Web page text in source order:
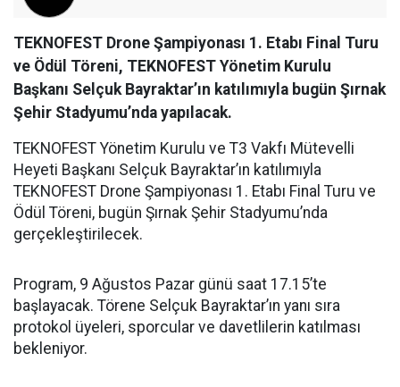
TEKNOFEST Drone Şampiyonası 1. Etabı Final Turu
ve Ödül Töreni, TEKNOFEST Yönetim Kurulu
Başkanı Selçuk Bayraktar’ın katılımıyla bugün Şırnak
Şehir Stadyumu’nda yapılacak.
TEKNOFEST Yönetim Kurulu ve T3 Vakfı Mütevelli
Heyeti Başkanı Selçuk Bayraktar’ın katılımıyla
TEKNOFEST Drone Şampiyonası 1. Etabı Final Turu ve
Ödül Töreni, bugün Şırnak Şehir Stadyumu’nda
gerçekleştirilecek.
Program, 9 Ağustos Pazar günü saat 17.15’te
başlayacak. Törene Selçuk Bayraktar’ın yanı sıra
protokol üyeleri, sporcular ve davetlilerin katılması
bekleniyor.